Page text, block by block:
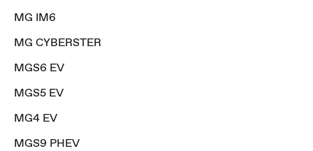
MG IM6
MG CYBERSTER
MGS6 EV
MGS5 EV
MG4 EV
MGS9 PHEV